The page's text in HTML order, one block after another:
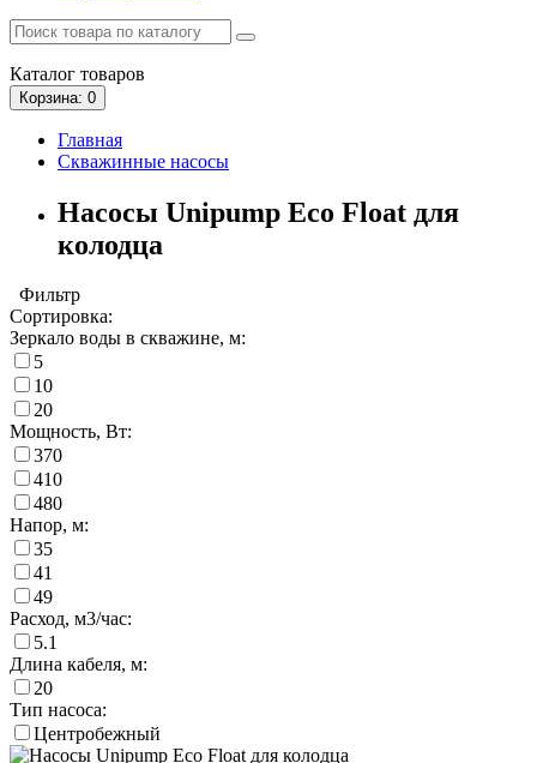
Каталог товаров
Корзина: 0
Главная
Скважинные насосы
Насосы Unipump Eco Float для
колодца
Фильтр
Сортировка:
Зеркало воды в скважине, м:
5
10
20
Мощность, Вт:
370
410
480
Напор, м:
35
41
49
Расход, м3/час:
5.1
Длина кабеля, м:
20
Тип насоса:
Центробежный